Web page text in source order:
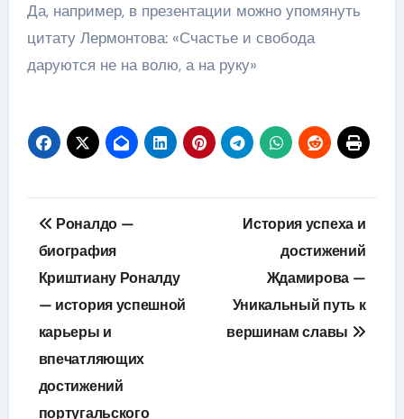
Да, например, в презентации можно упомянуть
цитату Лермонтова: «Счастье и свобода
даруются не на волю, а на руку»
Навигация
по
записям
Роналдо —
биография
Криштиану Роналду
— история успешной
карьеры и
впечатляющих
достижений
португальского
История успеха и
достижений
Ждамирова —
Уникальный путь к
вершинам славы